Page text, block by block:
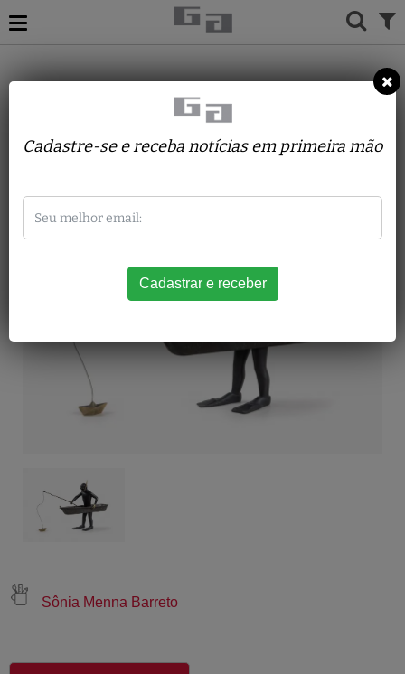
SÔNIA MENNA BARRETO
O Mergulhador
Sônia Menna Barreto
Cadastre-se e receba notícias em primeira mão